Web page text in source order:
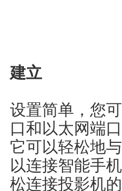
建立
设置简单，您
口和以太网端
它可以轻松地
以连接智能手
松连接投影机